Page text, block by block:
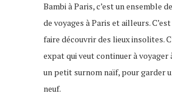
Bambi à Paris, c’est un ensemble
de voyages à Paris et ailleurs. C’est
faire découvrir des lieux insolites.
expat qui veut continuer à voyager
un petit surnom naïf, pour garder
neuf.